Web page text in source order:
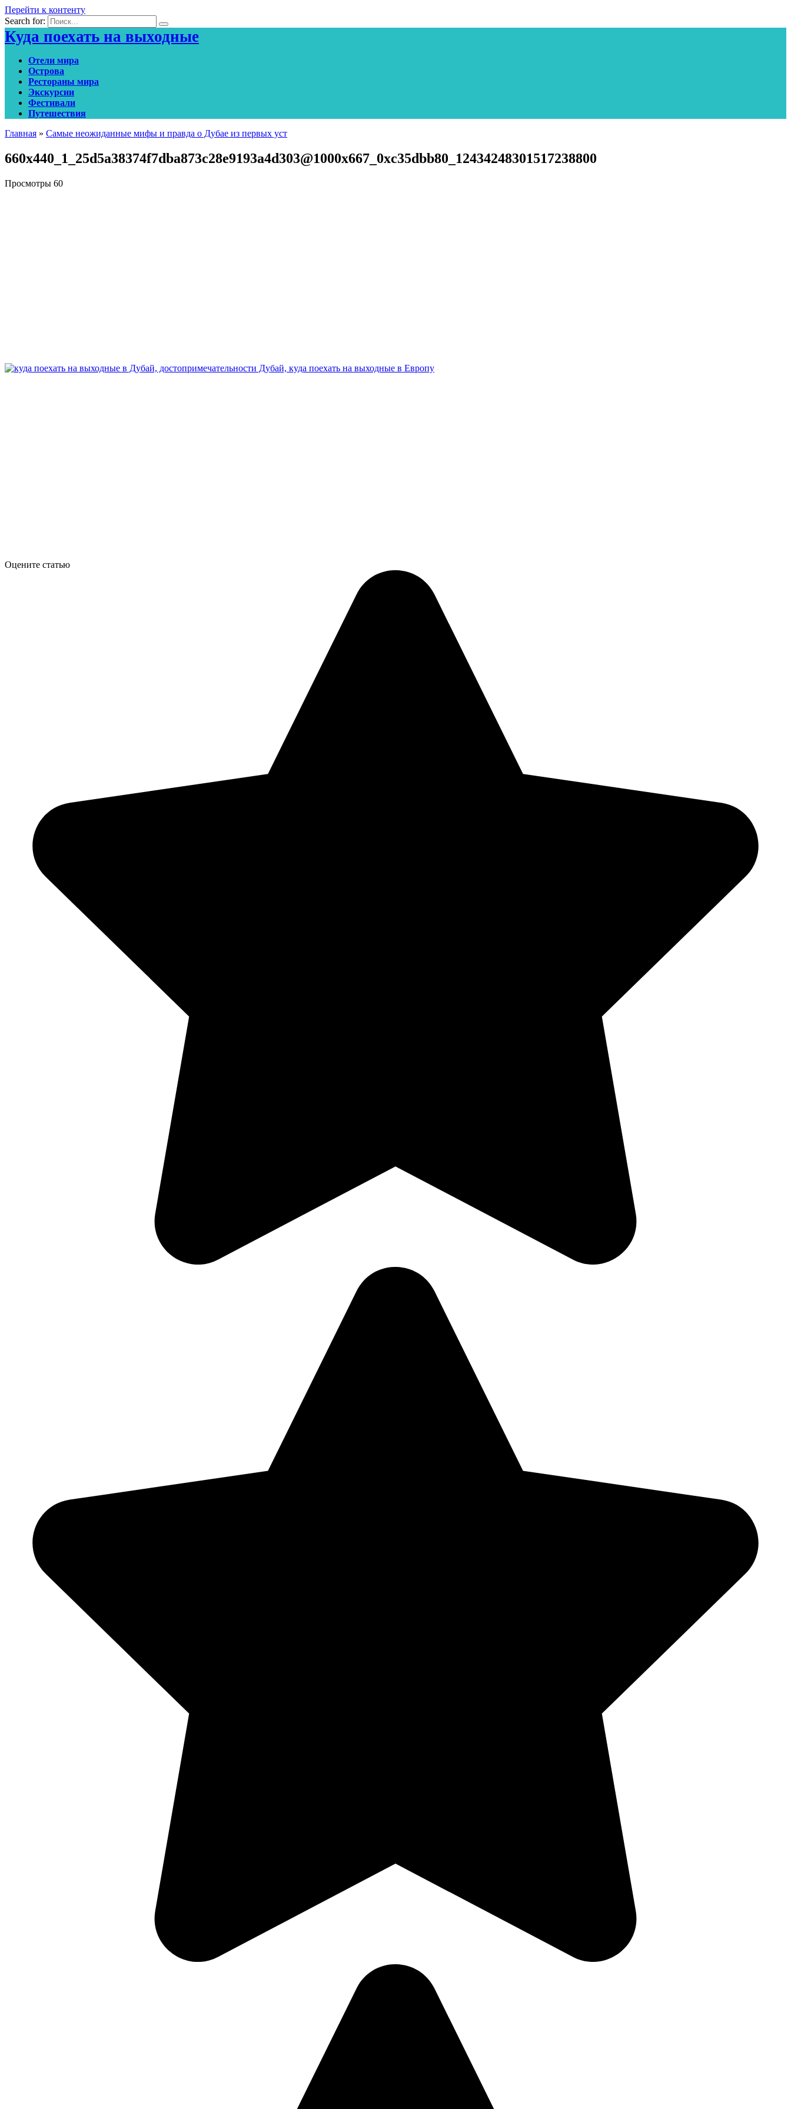
Перейти к контенту
Search for:
Куда поехать на выходные
Отели мира
Острова
Рестораны мира
Экскурсии
Фестивали
Путешествия
Главная » Самые неожиданные мифы и правда о Дубае из первых уст
660x440_1_25d5a38374f7dba873c28e9193a4d303@1000x667_0xc35dbb80_12434248301517238800
Просмотры 60
Оцените статью